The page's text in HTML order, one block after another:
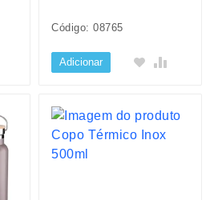
Código: 08765
Adicionar